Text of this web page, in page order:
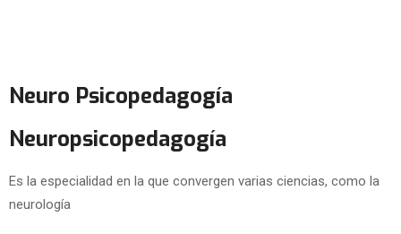
Neuro Psicopedagogía
Neuropsicopedagogía
Es la especialidad en la que convergen varias ciencias, como la
neurología